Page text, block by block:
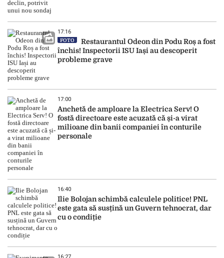
17:16
FOTO
Restaurantul Odeon din Podu Roș a fost
închis! Inspectorii ISU Iași au descoperit
probleme grave
17:00
Anchetă de amploare la Electrica Serv! O
fostă directoare este acuzată că și-a virat
milioane din banii companiei în conturile
personale
16:40
Ilie Bolojan schimbă calculele politice! PNL
este gata să susțină un Guvern tehnocrat, dar
cu o condiție